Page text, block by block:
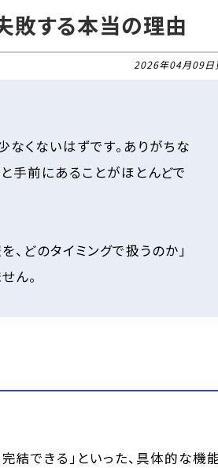
敗する本当の理由
2026年04月09日
くないはずです。ありがちな
手前にあることがほとんどで
どのタイミングで扱うのか」
ん。
結できる」といった、具体的な機